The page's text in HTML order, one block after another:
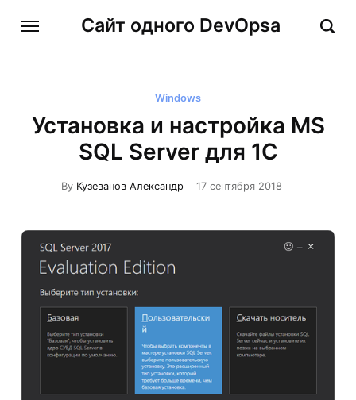
Сайт одного DevOpsa
Windows
Установка и настройка MS
SQL Server для 1С
By Кузеванов Александр 17 сентября 2018